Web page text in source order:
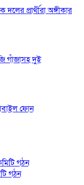
গঠন